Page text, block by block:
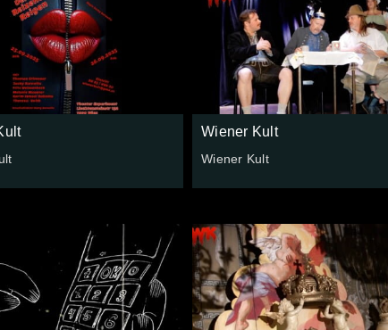
Wiener Kult
Wiener Kult